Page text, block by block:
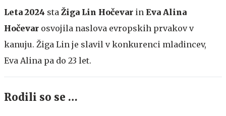
Leta 2024 sta Žiga Lin Hočevar in Eva Alina
Hočevar osvojila naslova evropskih prvakov v
kanuju. Žiga Lin je slavil v konkurenci mladincev,
Eva Alina pa do 23 let.
Rodili so se …